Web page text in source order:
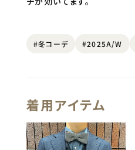
#冬コーデ #2025A/W
着用アイテム